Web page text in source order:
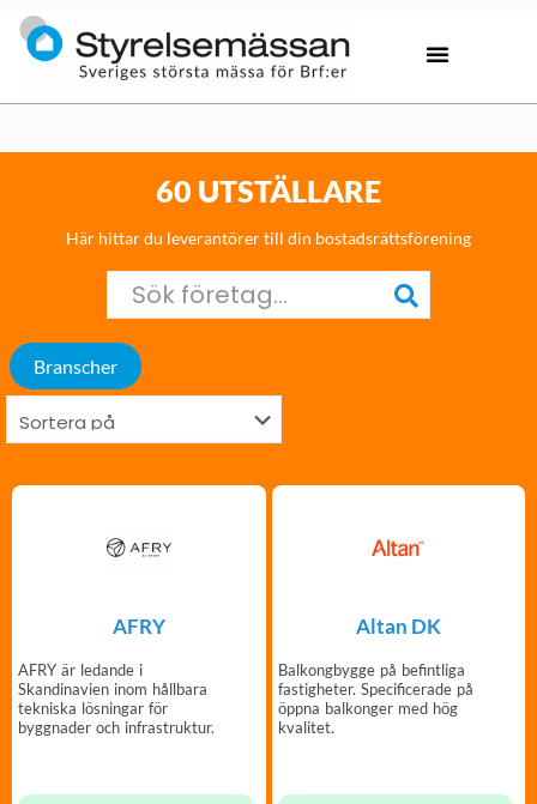
60 UTSTÄLLARE
Här hittar du leverantörer till din bostadsrättsförening
Branscher
AFRY
AFRY är ledande i
Skandinavien inom hållbara
tekniska lösningar för
byggnader och infrastruktur.
Altan DK
Balkongbygge på befintliga
fastigheter. Specificerade på
öppna balkonger med hög
kvalitet.